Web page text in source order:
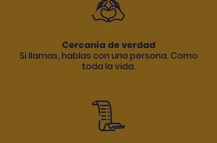
Cercanía de verdad
Si llamas, hablas con una persona. Como
toda la vida.